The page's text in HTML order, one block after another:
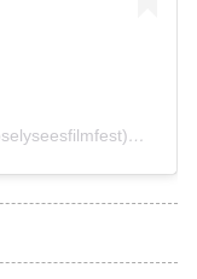
Champs-Élysées Film Festival(@champselyseesfilmfest)님의 공유 게시물